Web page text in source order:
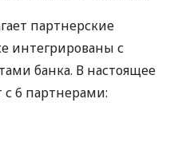
партнерские
интегрированы с
банка. В настоящее
с 6 партнерами: